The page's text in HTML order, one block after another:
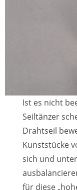
Ist es nicht
Seiltänzer
Drahtseil
Kunststücke
sich und
für diese